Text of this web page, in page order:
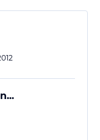
Brot ein. In
kleine
Hier kann